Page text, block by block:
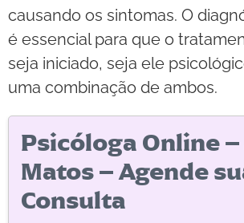
causando os sintomas. O
é essencial para que o
seja iniciado, seja ele
uma combinação de ambos.
Psicóloga Online
Matos – Agende
Consulta